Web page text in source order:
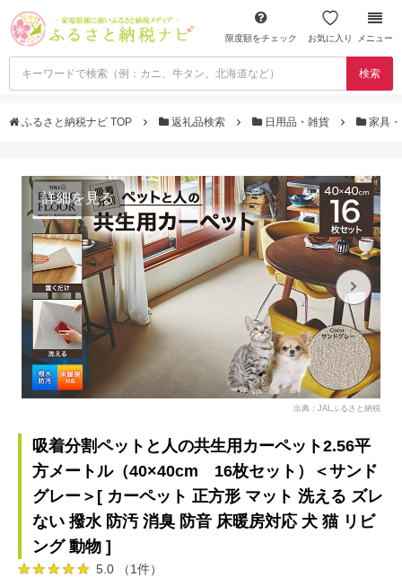
限度額をチェック お気に入り メニュー
検索
ふるさと納税ナビ TOP 返礼品検索 日用品・雑貨 家具
詳細を見る
出典：JALふるさと納税
吸着分割ペットと人の共生用カーペット2.56平
方メートル（40×40cm 16枚セット）＜サンド
グレー＞[ カーペット 正方形 マット 洗える ズレ
ない 撥水 防汚 消臭 防音 床暖房対応 犬 猫 リビ
ング 動物 ]
5.0 （1件）